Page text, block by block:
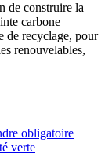
de construire la
carbone
de recyclage, pour
renouvelables,
obligatoire
verte